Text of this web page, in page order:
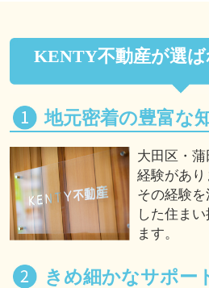
KENTY不動産が選ば
地元密着の豊富な
大田区・
経験があり
その経験
した住ま
ます。
きめ細かなサポー